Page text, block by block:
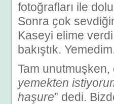
fotoğrafları ile
Sonra çok
Kaseyi elime
bakıştık.
Tam unutmuşken,
yemekten
haşure” dedi.